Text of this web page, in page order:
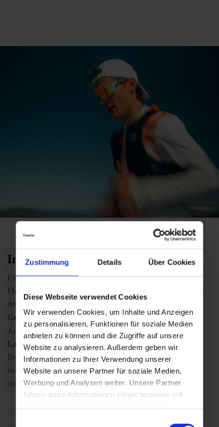
Zustimmung Details Über Cookies
Diese Webseite verwendet Cookies
Wir verwenden Cookies, um Inhalte und Anzeigen
zu personalisieren, Funktionen für soziale Medien
anbieten zu können und die Zugriffe auf unsere
Website zu analysieren. Außerdem geben wir
Informationen zu Ihrer Verwendung unserer
Website an unsere Partner für soziale Medien,
Werbung und Analysen weiter. Unsere Partner
führen diese Informationen möglicherweise mit
Individual Trails
Für alleEinzelstartergibt es eine spektakuläre
Herausforderung mit einer
über
drei Gasteiner Gipfel, dem
Graukogelund demStubnerkogel.
Außerdem gibt es die wunderschöne
Langdistanz 45Kmit einem atemberaubenden
Bergpanorama, eineneue Mitteldistanz 30Kund die
beliebte15K Schnupper Distanz, die allen offen steht,
die sich die 900 Höhenmeter zutrauen.